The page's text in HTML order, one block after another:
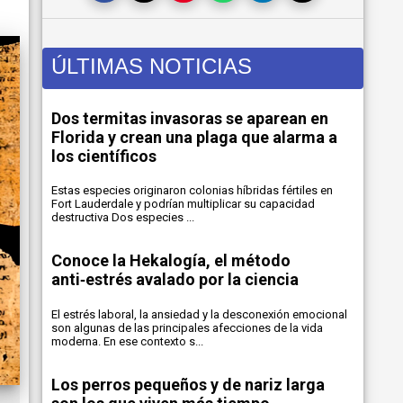
ÚLTIMAS NOTICIAS
Dos termitas invasoras se aparean en
Florida y crean una plaga que alarma a
los científicos
Estas especies originaron colonias híbridas fértiles en
Fort Lauderdale y podrían multiplicar su capacidad
destructiva Dos especies ...
Conoce la Hekalogía, el método
anti‑estrés avalado por la ciencia
El estrés laboral, la ansiedad y la desconexión emocional
son algunas de las principales afecciones de la vida
moderna. En ese contexto s...
Los perros pequeños y de nariz larga